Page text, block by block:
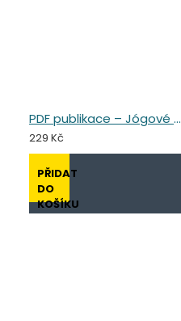
PDF publikace – Jógové pozice pro děti
229 Kč
PŘIDAT
DO
KOŠÍKU